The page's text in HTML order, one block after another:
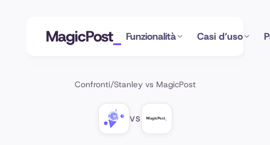
MagicPost Funzionalità Casi d’uso
Confronti/Stanley vs MagicPost
VS